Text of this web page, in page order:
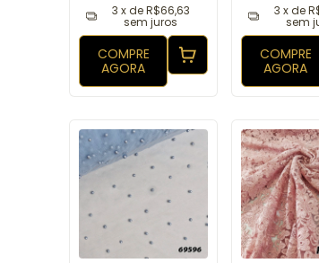
3 x deR$66,63
sem juros
COMPRE
AGORA
3 x de
sem
COMPRE
AGORA